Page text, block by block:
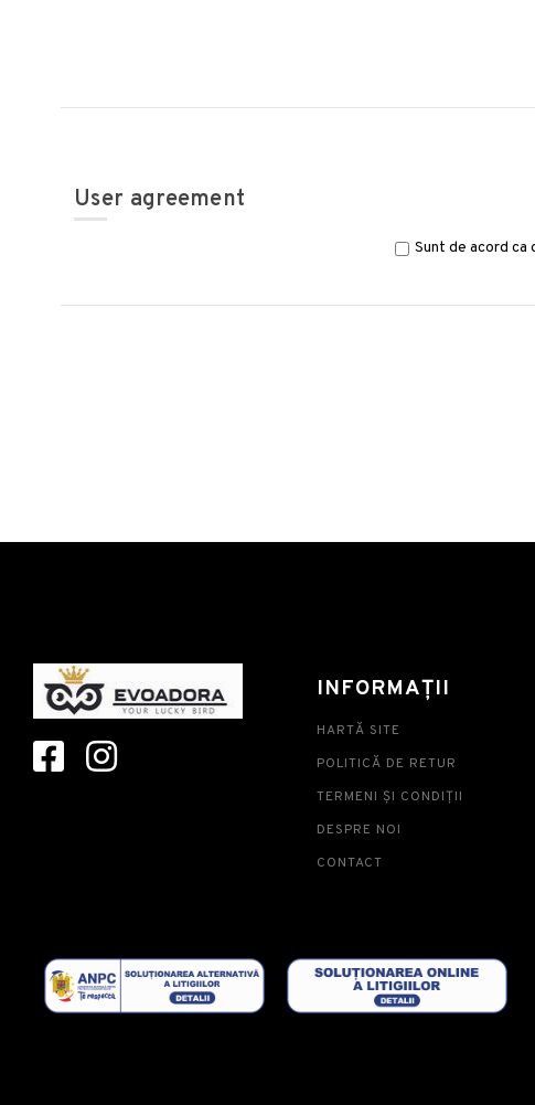
User agreement
Sunt de acord
INFORMAȚII
HARTĂ SITE
POLITICĂ DE RETUR
TERMENI ȘI CONDIȚII
DESPRE NOI
CONTACT